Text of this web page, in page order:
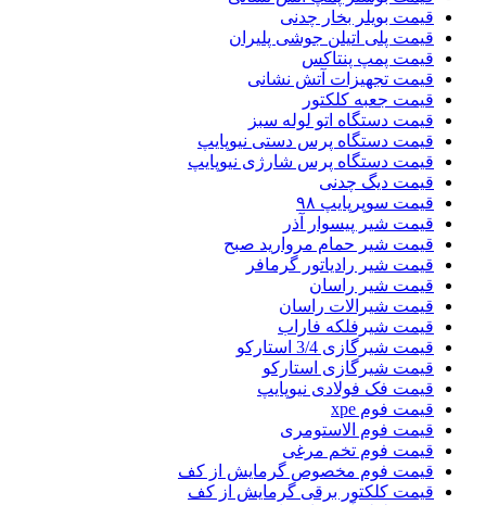
قیمت بویلر بخار چدنی
قیمت پلی اتیلن جوشی پلیران
قیمت پمپ پنتاکس
قیمت تجهیزات آتش نشانی
قیمت جعبه کلکتور
قیمت دستگاه اتو لوله سبز
قیمت دستگاه پرس دستی نیوپایپ
قیمت دستگاه پرس شارژی نیوپایپ
قیمت دیگ چدنی
قیمت سوپرپایپ ۹۸
قیمت شیر پیسوار آذر
قیمت شیر حمام مروارید صبح
قیمت شیر رادیاتور گرمافر
قیمت شیر راسان
قیمت شیرالات راسان
قیمت شیرفلکه فاراب
قیمت شیرگازی 3/4 استارکو
قیمت شیرگازی استارکو
قیمت فک فولادی نیوپایپ
قیمت فوم xpe
قیمت فوم الاستومری
قیمت فوم تخم مرغی
قیمت فوم مخصوص گرمایش از کف
قیمت کلکتور برقی گرمایش از کف